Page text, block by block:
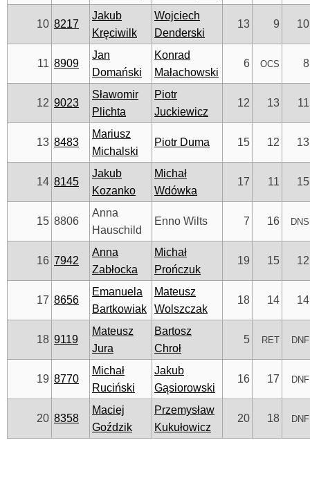
10 8217
Jakub
Kręciwilk
Wojciech
Denderski
13 9 10
11 8909
Jan
Domański
Konrad
Małachowski
6 OCS 8
12 9023
Sławomir
Plichta
Piotr
Juckiewicz
12 13 11
13 8483
Mariusz
Michalski
Piotr Duma 15 12 13
14 8145
Jakub
Kozanko
Michał
Wdówka
17 11 15
15 8806
Anna
Hauschild
Enno Wilts 7 16 DNS
16 7942
Anna
Zabłocka
Michał
Prończuk
19 15 12
17 8656
Emanuela
Bartkowiak
Mateusz
Wolszczak
18 14 14
18 9119
Mateusz
Jura
Bartosz
Chroł
5 RET DNF
19 8770
Michał
Ruciński
Jakub
Gąsiorowski
16 17 DNF
20 8358
Maciej
Goździk
Przemysław
Kukułowicz
20 18 DNF